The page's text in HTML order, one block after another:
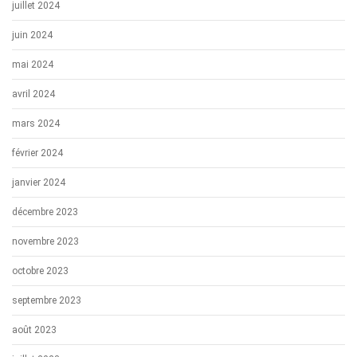
juillet 2024
juin 2024
mai 2024
avril 2024
mars 2024
février 2024
janvier 2024
décembre 2023
novembre 2023
octobre 2023
septembre 2023
août 2023